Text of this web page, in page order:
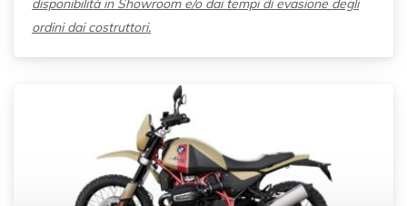
disponibilità in Showroom e/o dai tempi di evasione degli
ordini dai costruttori.